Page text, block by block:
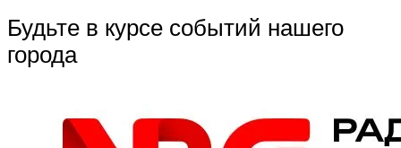
Будьте в курсе событий нашего
города